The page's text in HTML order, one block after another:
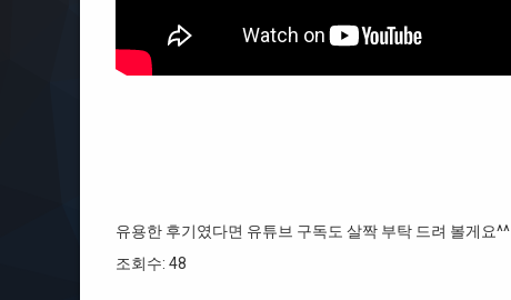
유용한 후기였다면 유튜브 구독도 살짝 부탁 드려 볼게요^^
조회수: 48